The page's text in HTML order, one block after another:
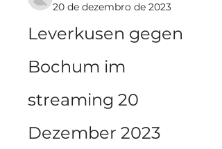
20 de dezembro de 2023
Leverkusen gegen
Bochum im
streaming 20
Dezember 2023